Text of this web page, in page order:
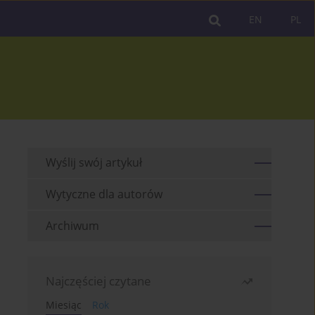
PL
EN
Wyślij swój artykuł
Wytyczne dla autorów
Archiwum
Najczęściej czytane
Miesiąc
Rok